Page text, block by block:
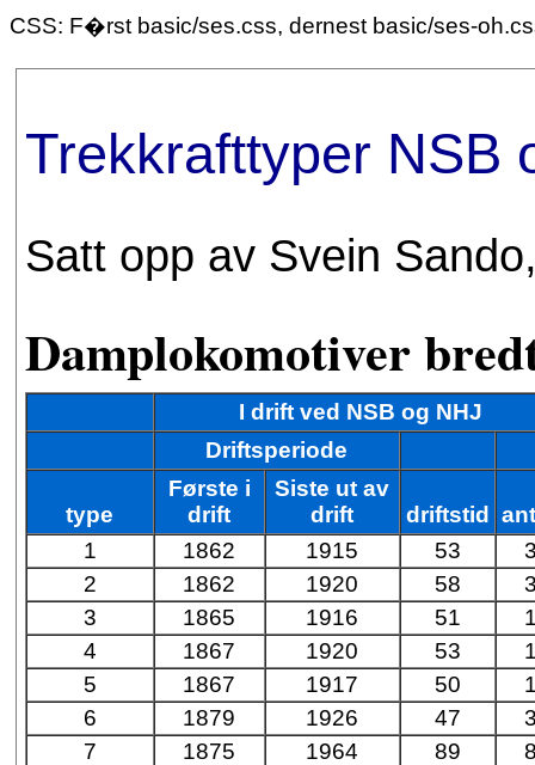
CSS: F�rst basic/ses.css, dernest basic/ses-
Trekkrafttyper NSB
Satt opp av Svein
Damplokomotiver
I drift ved NSB og NHJ
Driftsperiode
type
Første i
drift
Siste ut av
drift
driftstid
1
1862 1915 53
2
1862 1920 58
3
1865 1916 51
4
1867 1920 53
5
1867 1917 50
6
1879 1926 47
7
1875 1964 89